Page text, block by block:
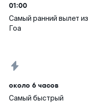
01:00
Самый ранний вылет из
Гоа
около 6 часов
Самый быстрый